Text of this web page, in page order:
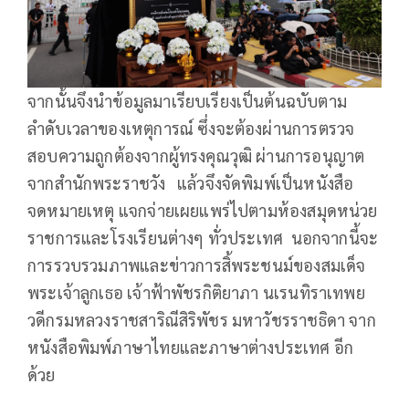
จากนั้นจึงนำข้อมูลมาเรียบเรียงเป็นต้นฉบับตาม
ลำดับเวลาของเหตุการณ์ ซึ่งจะต้องผ่านการตรวจ
สอบความถูกต้องจากผู้ทรงคุณวุฒิ ผ่านการอนุญาต
จากสำนักพระราชวัง แล้วจึงจัดพิมพ์เป็นหนังสือ
จดหมายเหตุ แจกจ่ายเผยแพร่ไปตามห้องสมุดหน่วย
ราชการและโรงเรียนต่างๆ ทั่วประเทศ นอกจากนี้จะ
การรวบรวมภาพและข่าวการสิ้พระชนม์ของสมเด็จ
พระเจ้าลูกเธอ เจ้าฟ้าพัชรกิติยาภา นเรนทิราเทพย
วดีกรมหลวงราชสาริณีสิริพัชร มหาวัชรราชธิดา จาก
หนังสือพิมพ์ภาษาไทยและภาษาต่างประเทศ อีก
ด้วย